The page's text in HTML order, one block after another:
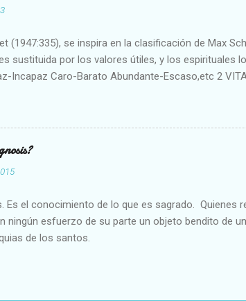
(1947:335), se inspira en la clasificación de Max
sustituida por los valores útiles, y los espirituales
Incapaz Caro-Barato Abundante-Escaso,etc 2
Probable,etc b) Morales Bueno-malo
Leal-Desleal,etc. d) Estéticos Bello-Feo
4 RELIGIOSOS Santo-Pr...
Es el conocimiento de lo que es sagrado. Quienes
ningún esfuerzo de su parte un objeto bendito de
de los santos.